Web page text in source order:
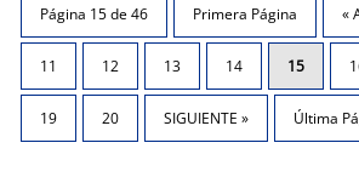
Página 15 de 46 Primera Página «
11 12 13 14 15
19 20 SIGUIENTE » Última